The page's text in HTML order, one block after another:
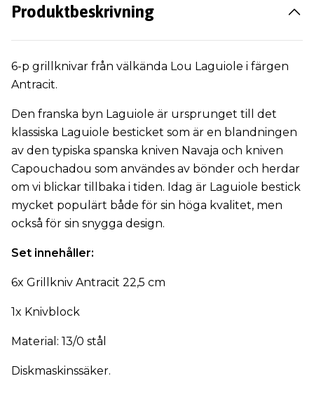
Produktbeskrivning
6-p grillknivar från välkända Lou Laguiole i färgen
Antracit.
Den franska byn Laguiole är ursprunget till det
klassiska Laguiole besticket som är en blandningen
av den typiska spanska kniven Navaja och kniven
Capouchadou som användes av bönder och herdar
om vi blickar tillbaka i tiden. Idag är Laguiole bestick
mycket populärt både för sin höga kvalitet, men
också för sin snygga design.
Set innehåller:
6x Grillkniv Antracit 22,5 cm
1x Knivblock
Material: 13/0 stål
Diskmaskinssäker.